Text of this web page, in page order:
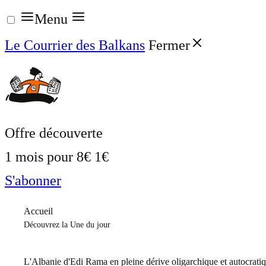
Aller
au
contenu
Menu
Le Courrier des Balkans Fermer
Offre découverte
1 mois pour 8€ 1€
S'abonner
Accueil
Découvrez la Une du jour
L'Albanie d'Edi Rama en pleine dérive oligarchique et